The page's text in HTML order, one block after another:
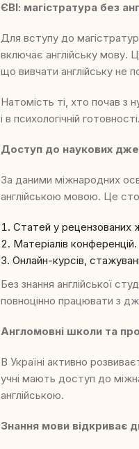
ЄВІ: магістратура без
Для вступу до
включає англійську мову.
що вивчати англійську не
Натомість ті, хто почав з
і в психологічній готовності.
Доступ до наукових
За даними міжнародних
англійською мовою. Це
Статей у рецензованих
Матеріалів конференцій.
Онлайн-курсів,
Без знання англійської
повноцінно працювати з
Англомовні школи та
В Україні активно
учні мають доступ до
англійською.
Знання мови відкриває